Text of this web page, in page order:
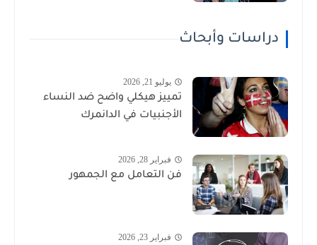
دراسات وأبحاث
يوليو 21, 2026
تمييز هيكلي واضح ضد النساء
الأجنبيات في الدانمرك
فبراير 28, 2026
فن التعامل مع الجمهور
فبراير 23, 2026